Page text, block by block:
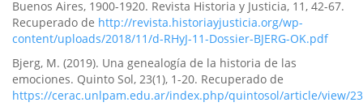
Buenos Aires, 1900-1920. Revista Historia y Justicia, 11, 42-67.
Recuperado de http://revista.historiayjusticia.org/wp-
content/uploads/2018/11/d-RHyJ-11-Dossier-BJERG-OK.pdf
Bjerg, M. (2019). Una genealogí­a de la historia de las
emociones. Quinto Sol, 23(1), 1-20. Recuperado de
https://cerac.unlpam.edu.ar/index.php/quintosol/article/view/